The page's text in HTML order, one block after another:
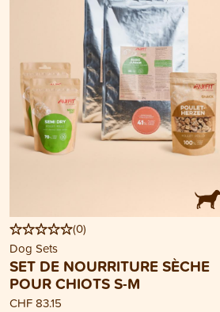
(0)
Dog Sets
SET DE NOURRITURE SÈCHE
POUR CHIOTS S-M
CHF 83.15